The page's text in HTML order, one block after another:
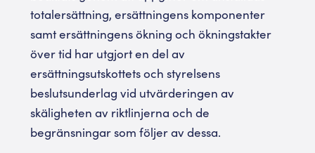
totalersättning, ersättningens komponenter
samt ersättningens ökning och ökningstakter
över tid har utgjort en del av
ersättningsutskottets och styrelsens
beslutsunderlag vid utvärderingen av
skäligheten av riktlinjerna och de
begränsningar som följer av dessa.